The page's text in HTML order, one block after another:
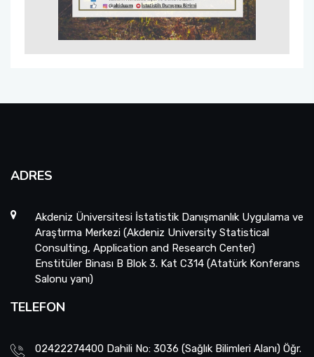
ADRES
Akdeniz Üniversitesi İstatistik Danışmanlık Uygulama ve
Araştırma Merkezi (Akdeniz University Statistical
Consulting, Application and Research Center)
Enstitüler Binası B Blok 3. Kat C314 (Atatürk Konferans
Salonu yanı)
TELEFON
02422274400 Dahili No: 3036 (Sağlık Bilimleri Alanı) Öğr.